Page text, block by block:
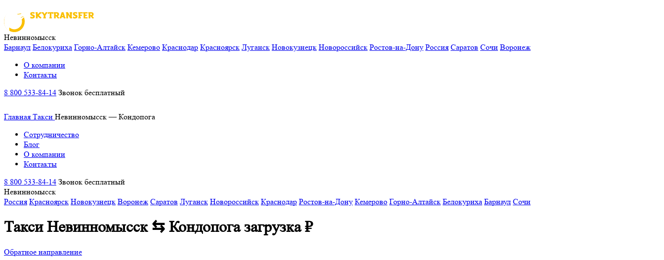
Невинномысск
Барнаул Белокуриха Горно-Алтайск Кемерово Краснодар Красноярск Луганск Новокузнецк Новороссийск Ростов-на-Дону Россия Саратов Сочи Воронеж
О компании
Контакты
8 800 533-84-14 Звонок бесплатный
Главная Такси Невинномысск — Кондопога
Сотрудничество
Блог
О компании
Контакты
8 800 533-84-14 Звонок бесплатный
Невинномысск
Россия Красноярск Новокузнецк Воронеж Саратов Луганск Новороссийск Краснодар Ростов-на-Дону Кемерово Горно-Алтайск Белокуриха Барнаул Сочи
Такси Невинномысск ⇆ Кондопогазагрузка₽
Обратное направление